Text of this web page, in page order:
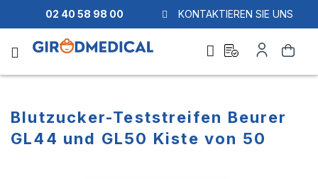
02 40 58 98 00 KONTAKTIEREN SIE UNS
Suche
quote
Konto
Blutzucker-Teststreifen Beurer
GL44 und GL50 Kiste von 50